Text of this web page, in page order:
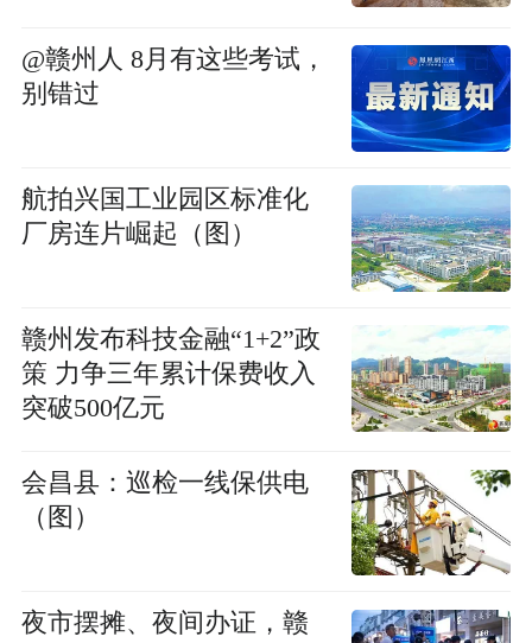
@赣州人 8月有这些考试，
别错过
航拍兴国工业园区标准化
厂房连片崛起（图）
赣州发布科技金融“1+2”政
策 力争三年累计保费收入
突破500亿元
会昌县：巡检一线保供电
（图）
夜市摆摊、夜间办证，赣